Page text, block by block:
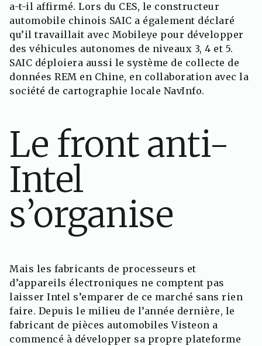
a-t-il affirmé. Lors du CES, le constructeur
automobile chinois SAIC a également déclaré
qu’il travaillait avec Mobileye pour développer
des véhicules autonomes de niveaux 3, 4 et 5.
SAIC déploiera aussi le système de collecte de
données REM en Chine, en collaboration avec la
société de cartographie locale NavInfo.
Le front anti-
Intel
s’organise
Mais les fabricants de processeurs et
d’appareils électroniques ne comptent pas
laisser Intel s’emparer de ce marché sans rien
faire. Depuis le milieu de l’année dernière, le
fabricant de pièces automobiles Visteon a
commencé à développer sa propre plateforme